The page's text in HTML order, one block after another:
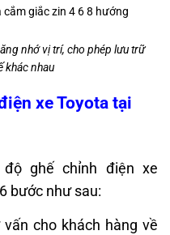
nhớ vị trí, cho phép lưu trữ
khác nhau
xe Toyota tại
ghế chỉnh điện xe
bước như sau:
cho khách hàng về